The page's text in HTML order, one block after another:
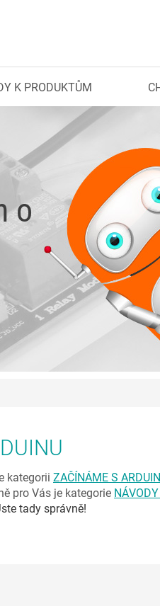
K PRODUKTŮM
o
kategorii ZAČÍNÁME S
pro Vás je kategorie
tady správně!